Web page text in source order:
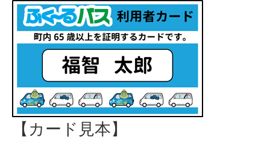
【カード見本】